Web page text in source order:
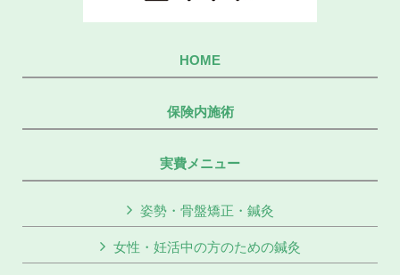
HOME
保険内施術
実費メニュー
姿勢・骨盤矯正・鍼灸
女性・妊活中の方のための鍼灸